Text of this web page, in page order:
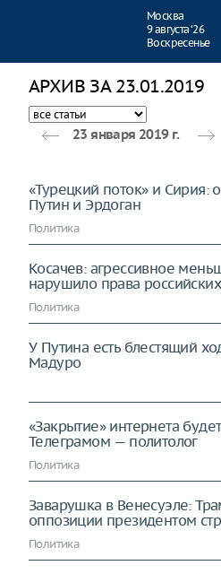
Москва
9 августа ‘26
Воскресенье
АРХИВ ЗА 23.01.2019
23 января 2019 г.
«Турецкий поток» и Сирия:
Путин и Эрдоган
Политика
Косачев: агрессивное
нарушило права
Политика
У Путина есть блестящий
Мадуро
«Закрытие» интернета
Телеграмом — политолог
Политика
Заварушка в Венесуэле:
оппозиции президентом
Политика